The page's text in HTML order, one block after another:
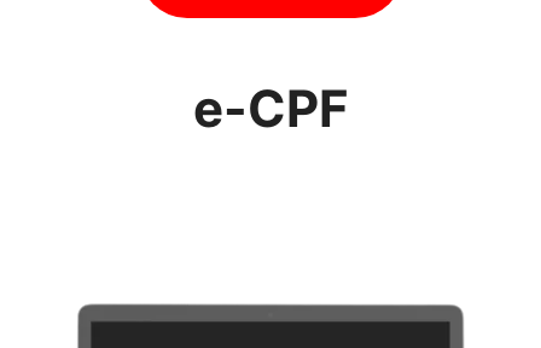
e-CPF